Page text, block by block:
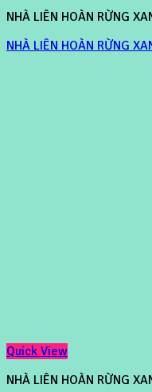
NHÀ LIÊN HOÀN RỪNG
NHÀ LIÊN HOÀN RỪNG
Quick View
NHÀ LIÊN HOÀN RỪNG